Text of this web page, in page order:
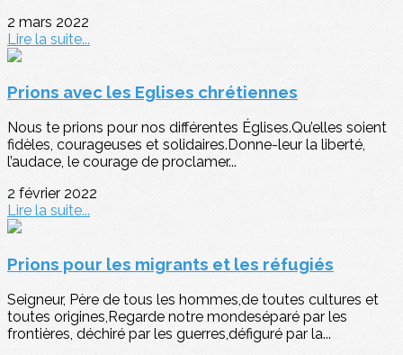
2 mars 2022
Lire la suite...
Prions avec les Eglises chrétiennes
Nous te prions pour nos différentes Églises.Qu’elles soient
fidèles, courageuses et solidaires.Donne-leur la liberté,
l’audace, le courage de proclamer...
2 février 2022
Lire la suite...
Prions pour les migrants et les réfugiés
Seigneur, Père de tous les hommes,de toutes cultures et
toutes origines,Regarde notre mondeséparé par les
frontières, déchiré par les guerres,défiguré par la...